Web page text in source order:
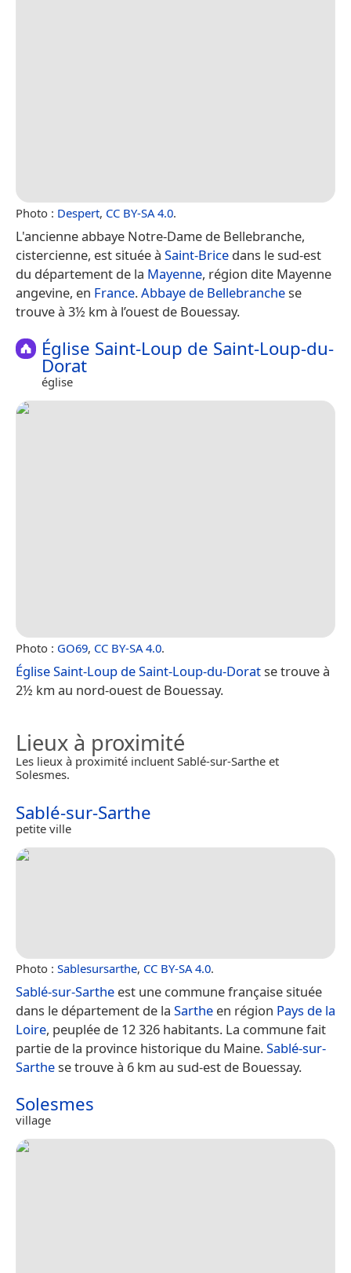
Photo : Despert, CC BY-SA 4.0.
L'ancienne abbaye Notre-Dame de Bellebranche,
cistercienne, est située à Saint-Brice dans le sud-est
du département de la Mayenne, région dite Mayenne
angevine, en France.Abbaye de Bellebranchese
trouve à 3½ km à l’ouest de Bouessay.
Église Saint-Loup de Saint-Loup-du-
Dorat
église
Photo : GO69, CC BY-SA 4.0.
Église Saint-Loup de Saint-Loup-du-Doratse trouve à
2½ km au nord-ouest de Bouessay.
Lieux à proximité
Les lieux à proximité incluent Sablé-sur-Sarthe et
Solesmes.
Sablé-sur-Sarthe
petite ville
Photo : Sablesursarthe, CC BY-SA 4.0.
Sablé-sur-Sarthe est une commune française située
dans le département de la Sarthe en région Pays de la
Loire, peuplée de 12 326 habitants. La commune fait
partie de la province historique du Maine.Sablé-sur-
Sarthese trouve à 6 km au sud-est de Bouessay.
Solesmes
village